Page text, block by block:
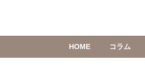
HOME コラム